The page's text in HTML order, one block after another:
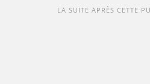
LA SUITE APRÈS CETTE